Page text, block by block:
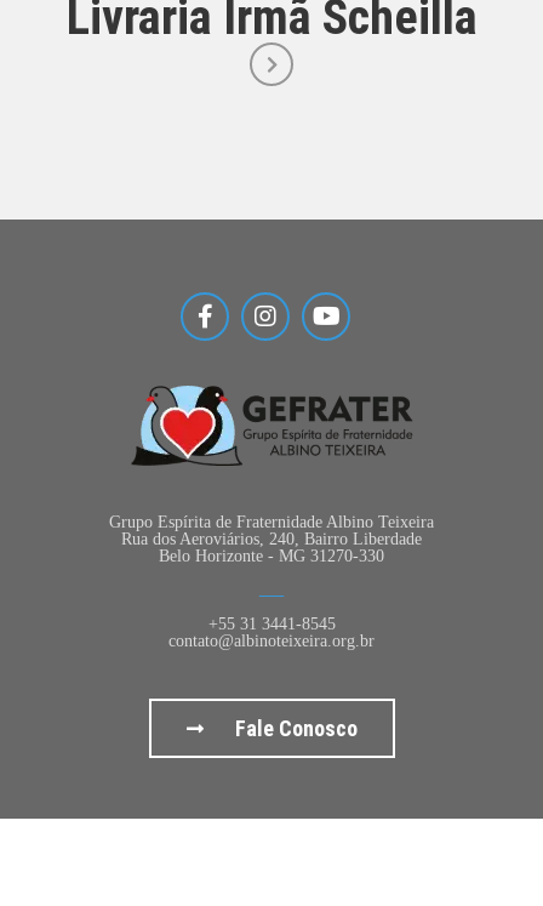
Livraria Irmã Scheilla
Grupo Espírita de Fraternidade Albino Teixeira
Rua dos Aeroviários, 240, Bairro Liberdade
Belo Horizonte - MG 31270-330
+55 31 3441-8545
contato@albinoteixeira.org.br
Fale Conosco